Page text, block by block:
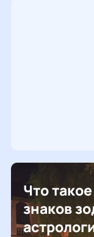
Что
знаков